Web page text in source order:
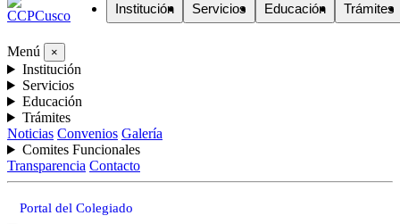
Institución Servicios Educación Trámites
Menú ×
Institución
Servicios
Educación
Trámites
Noticias Convenios Galería
Comites Funcionales
Transparencia Contacto
Portal del Colegiado